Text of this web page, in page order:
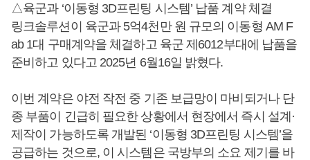
△육군과 ‘이동형 3D프린팅 시스템’ 납품 계약 체결
링크솔루션이 육군과 5억4천만 원 규모의 이동형 AM F
ab 1대 구매계약을 체결하고 육군 제6012부대에 납품을
준비하고 있다고 2025년 6월16일 밝혔다.
이번 계약은 야전 작전 중 기존 보급망이 마비되거나 단
종 부품이 긴급히 필요한 상황에서 현장에서 즉시 설계·
제작이 가능하도록 개발된 ‘이동형 3D프린팅 시스템’을
공급하는 것으로, 이 시스템은 국방부의 소요 제기를 바